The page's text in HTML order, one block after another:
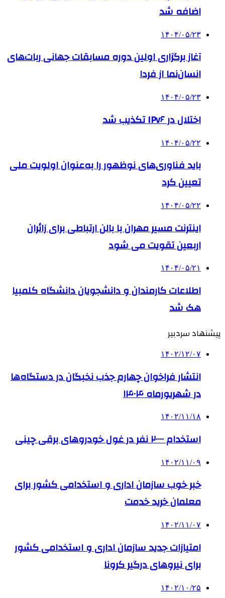
اضافه شد
۱۴۰۴/۰۵/۲۳
آغاز برگزاری اولین دوره مسابقات جهانی ربات‌های
انسان‌نما از فردا
۱۴۰۴/۰۵/۲۳
اختلال در IPv۶ تکذیب شد
۱۴۰۴/۰۵/۲۲
باید فناوری‌های نوظهور را به‌عنوان اولویت ملی
تعیین کرد
۱۴۰۴/۰۵/۲۲
اینترنت مسیر مهران با بالن ارتباطی برای زائران
اربعین تقویت می شود
۱۴۰۴/۰۵/۲۱
اطلاعات کارمندان و دانشجویان دانشگاه کلمبیا
هک شد
پیشنهاد سردبیر
۱۴۰۲/۱۲/۰۷
انتشار فراخوان چهارم جذب نخبگان در دستگاه‌ها
در شهریورماه ۱۴۰۴
۱۴۰۲/۱۱/۱۸
استخدام ۲۰۰۰۰ نفر در غول خودروهای برقی چینی
۱۴۰۲/۱۱/۰۹
خبر خوب سازمان اداری و استخدامی کشور برای
معلمان خرید خدمت
۱۴۰۲/۱۱/۰۷
امتیازات جدید سازمان اداری و استخدامی کشور
برای نیروهای درگیر کرونا
۱۴۰۲/۱۰/۲۵